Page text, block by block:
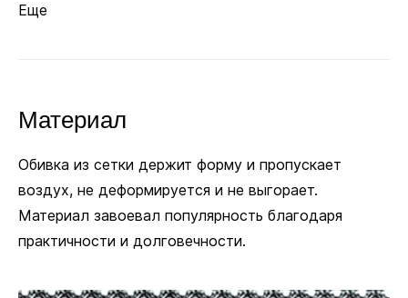
Еще
Материал
Обивка из сетки держит форму и пропускает
воздух, не деформируется и не выгорает.
Материал завоевал популярность благодаря
практичности и долговечности.